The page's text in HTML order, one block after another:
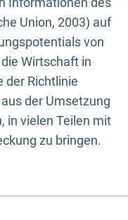
Union, 2003) auf
von
Wirtschaft in
der Richtlinie
der Umsetzung
in vielen Teilen mit
zu bringen.